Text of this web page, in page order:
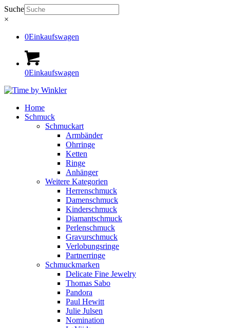
Suche
×
0Einkaufswagen
0Einkaufswagen
Home
Schmuck
Schmuckart
Armbänder
Ohrringe
Ketten
Ringe
Anhänger
Weitere Kategorien
Herrenschmuck
Damenschmuck
Kinderschmuck
Diamantschmuck
Perlenschmuck
Gravurschmuck
Verlobungsringe
Partnerringe
Schmuckmarken
Delicate Fine Jewelry
Thomas Sabo
Pandora
Paul Hewitt
Julie Julsen
Nomination